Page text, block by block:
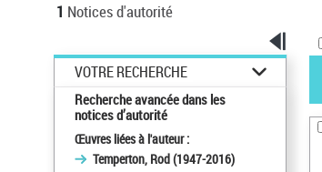
1 Notices d'autorité
VOTRE RECHERCHE
Recherche avancée dans les
notices d’autorité
Œuvres liées à l'auteur :
Temperton, Rod (1947-2016)